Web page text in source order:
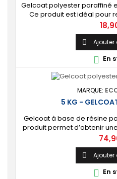
Gelcoat polyester paraffiné
Ce produit est idéal pour
gelcoat. Coloris : Blanc
colorante). 🔝 [Finition de
extérieure lisse,
durablement la surface
polyester. ⚙️
Prix
 Ajouter
 En
MARQUE:
5 KG -
Gelcoat à base de résine
produit permet d’obtenir
tout projet de fabrication
moule : élément de
panneau plat, mobilier, objet
[Finition de qualité] Fournit
surface
Prix
 Ajouter
 En